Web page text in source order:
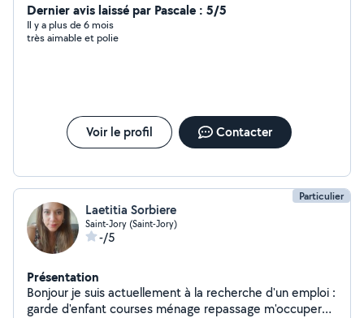
Dernier avis laissé par Pascale : 5/5
Il y a plus de 6 mois
très aimable et polie
Voir le profil Contacter
Particulier
Laetitia Sorbiere
Saint-Jory (Saint-Jory)
-/5
Présentation
Bonjour je suis actuellement à la recherche d'un emploi :
garde d'enfant courses ménage repassage m'occuper